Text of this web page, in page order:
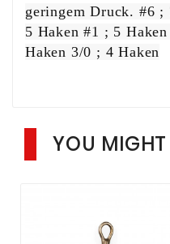
geringem Druck. #6 ;
5 Haken #1 ; 5
Haken 3/0 ; 4 Haken
YOU MIGHT